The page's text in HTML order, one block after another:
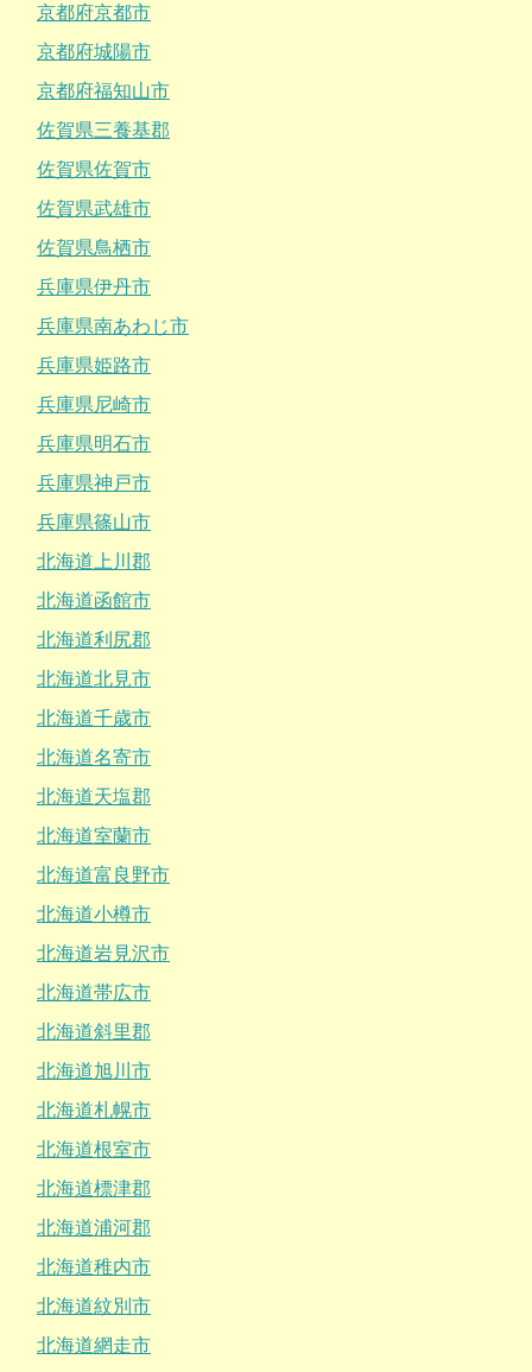
京都府京都市
京都府城陽市
京都府福知山市
佐賀県三養基郡
佐賀県佐賀市
佐賀県武雄市
佐賀県鳥栖市
兵庫県伊丹市
兵庫県南あわじ市
兵庫県姫路市
兵庫県尼崎市
兵庫県明石市
兵庫県神戸市
兵庫県篠山市
北海道上川郡
北海道函館市
北海道利尻郡
北海道北見市
北海道千歳市
北海道名寄市
北海道天塩郡
北海道室蘭市
北海道富良野市
北海道小樽市
北海道岩見沢市
北海道帯広市
北海道斜里郡
北海道旭川市
北海道札幌市
北海道根室市
北海道標津郡
北海道浦河郡
北海道稚内市
北海道紋別市
北海道網走市